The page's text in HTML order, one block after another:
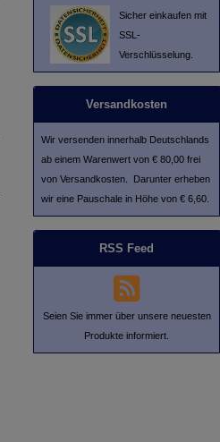
Sicher einkaufen mit
SSL-
Verschlüsselung.
Versandkosten
Wir versenden innerhalb Deutschlands
ab einem Warenwert von € 80,00 frei
von Versandkosten. Darunter erheben
wir eine Pauschale in Höhe von € 6,60.
RSS Feed
Seien Sie immer über unsere neuesten
Produkte informiert.